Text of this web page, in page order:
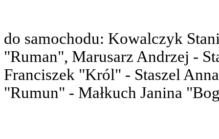
do samochodu: Kowalczyk
"Ruman", Marusarz Andrzej -
Franciszek "Król" - Staszel
"Rumun" - Małkuch Janina